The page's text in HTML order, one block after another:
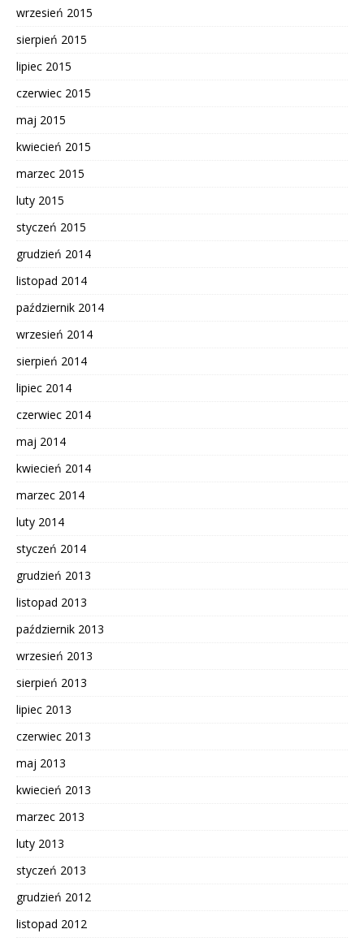
wrzesień 2015
sierpień 2015
lipiec 2015
czerwiec 2015
maj 2015
kwiecień 2015
marzec 2015
luty 2015
styczeń 2015
grudzień 2014
listopad 2014
październik 2014
wrzesień 2014
sierpień 2014
lipiec 2014
czerwiec 2014
maj 2014
kwiecień 2014
marzec 2014
luty 2014
styczeń 2014
grudzień 2013
listopad 2013
październik 2013
wrzesień 2013
sierpień 2013
lipiec 2013
czerwiec 2013
maj 2013
kwiecień 2013
marzec 2013
luty 2013
styczeń 2013
grudzień 2012
listopad 2012